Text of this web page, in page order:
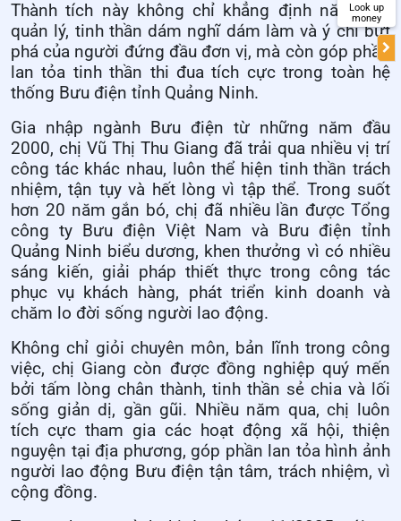
Thành tích này không chỉ khẳng định năng lực
quản lý, tinh thần dám nghĩ dám làm và ý chí bứt
phá của người đứng đầu đơn vị, mà còn góp phần
lan tỏa tinh thần thi đua tích cực trong toàn hệ
thống Bưu điện tỉnh Quảng Ninh.
Gia nhập ngành Bưu điện từ những năm đầu
2000, chị Vũ Thị Thu Giang đã trải qua nhiều vị trí
công tác khác nhau, luôn thể hiện tinh thần trách
nhiệm, tận tụy và hết lòng vì tập thể. Trong suốt
hơn 20 năm gắn bó, chị đã nhiều lần được Tổng
công ty Bưu điện Việt Nam và Bưu điện tỉnh
Quảng Ninh biểu dương, khen thưởng vì có nhiều
sáng kiến, giải pháp thiết thực trong công tác
phục vụ khách hàng, phát triển kinh doanh và
chăm lo đời sống người lao động.
Không chỉ giỏi chuyên môn, bản lĩnh trong công
việc, chị Giang còn được đồng nghiệp quý mến
bởi tấm lòng chân thành, tinh thần sẻ chia và lối
sống giản dị, gần gũi. Nhiều năm qua, chị luôn
tích cực tham gia các hoạt động xã hội, thiện
nguyện tại địa phương, góp phần lan tỏa hình ảnh
người lao động Bưu điện tận tâm, trách nhiệm, vì
cộng đồng.
Look up
money